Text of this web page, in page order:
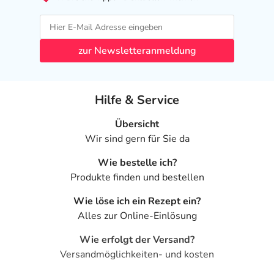
zur Newsletteranmeldung
Hilfe & Service
Übersicht
Wir sind gern für Sie da
Wie bestelle ich?
Produkte finden und bestellen
Wie löse ich ein Rezept ein?
Alles zur Online-Einlösung
Wie erfolgt der Versand?
Versandmöglichkeiten- und kosten